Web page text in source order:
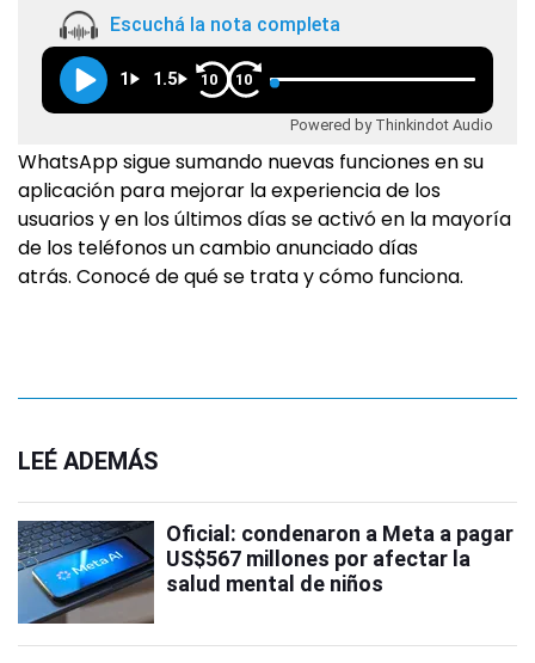
Escuchá la nota completa
1 1.5 10 10
Powered by Thinkindot Audio
WhatsApp sigue sumando nuevas funciones en su
aplicación para mejorar la experiencia de los
usuarios y en los últimos días se activó en la mayoría
de los teléfonos un cambio anunciado días
atrás. Conocé de qué se trata y cómo funciona.
LEÉ ADEMÁS
Oficial: condenaron a Meta a pagar
US$567 millones por afectar la
salud mental de niños